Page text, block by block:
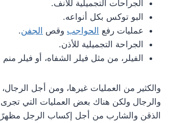
الجراحات التجميلية للأنف.
البو توكس بكل أنواعه.
عمليات رفع الحواجب وقص الجفن.
الجراحة التجميلية للأذن.
الفيلر، من مثل فيلر الشفاه، أو فيلر
والكثير من العمليات غيرها، ومن أجل
والرجال ولكن هناك بعض العمليات التي
الذقن والشارب من أجل إكساب الرجل مظهرًا